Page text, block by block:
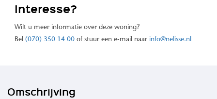
Interesse?
Wilt u meer informatie over deze woning?
Bel (070) 350 14 00 of stuur een e-mail naar info@nelisse.nl
Omschrijving